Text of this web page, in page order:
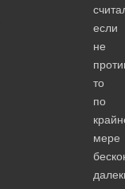
если
не
то
по
мере